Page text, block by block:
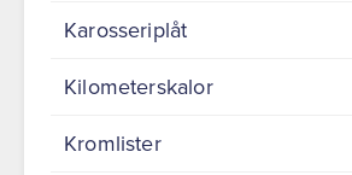
Karosseriplåt
Kilometerskalor
Kromlister